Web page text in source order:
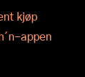
kjøp
appen